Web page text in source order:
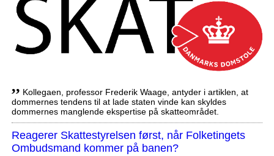
,, Kollegaen, professor Frederik Waage, antyder i artiklen, at
dommernes tendens til at lade staten vinde kan skyldes
dommernes manglende ekspertise på skatteområdet.
Reagerer Skattestyrelsen først, når Folketingets
Ombudsmand kommer på banen?